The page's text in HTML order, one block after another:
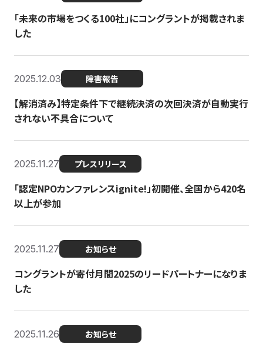
「未来の市場をつくる100社」にコングラントが掲載されま
した
2025.12.03 障害報告
【解消済み】特定条件下で継続決済の次回決済が自動実行
されない不具合について
2025.11.27 プレスリリース
「認定NPOカンファレンスignite!」初開催、全国から420名
以上が参加
2025.11.27 お知らせ
コングラントが寄付月間2025のリードパートナーになりま
した
2025.11.26 お知らせ